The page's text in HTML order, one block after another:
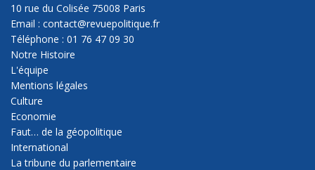
10 rue du Colisée 75008 Paris
Email : contact@revuepolitique.fr
Téléphone : 01 76 47 09 30
Notre Histoire
L'équipe
Mentions légales
Culture
Economie
Faut… de la géopolitique
International
La tribune du parlementaire